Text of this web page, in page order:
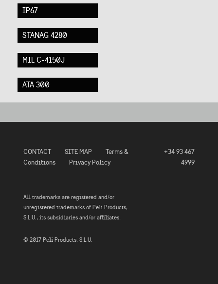
IP67
STANAG 4280
MIL C-4150J
ATA 300
CONTACT SITE MAP
Terms &
Conditions
Privacy Policy
+34 93 467
4999
All trademarks are registered and/or
unregistered trademarks of Peli Products,
S.L.U., its subsidiaries and/or affiliates.
© 2017 Peli Products, S.L.U.